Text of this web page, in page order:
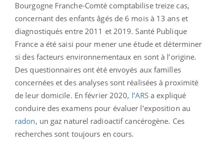
Bourgogne Franche-Comté comptabilise treize cas,
concernant des enfants âgés de 6 mois à 13 ans et
diagnostiqués entre 2011 et 2019. Santé Publique
France a été saisi pour mener une étude et déterminer
si des facteurs environnementaux en sont à l’origine.
Des questionnaires ont été envoyés aux familles
concernées et des analyses sont réalisées à proximité
de leur domicile. En février 2020, l’ARS a expliqué
conduire des examens pour évaluer l’exposition au
radon, un gaz naturel radioactif cancérogène. Ces
recherches sont toujours en cours.